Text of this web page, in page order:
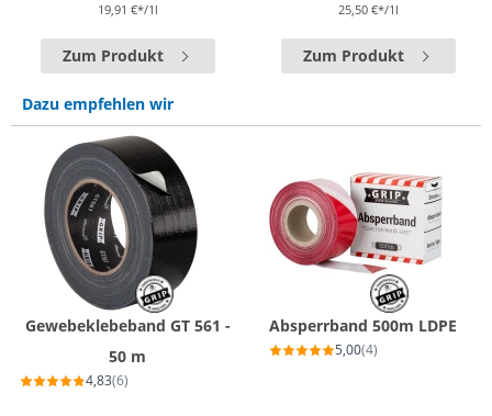
19,91 €*/1l
Zum Produkt
25,50 €*/1l
Zum Produkt
Dazu empfehlen wir
Gewebeklebeband GT 561 -
50 m
4,83(6)
Absperrband 500m LDPE
5,00(4)